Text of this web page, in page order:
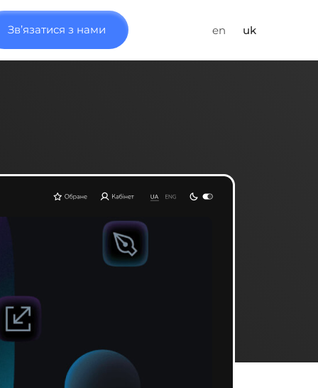
Зв’язатися з нами en uk